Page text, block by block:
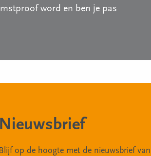
word en ben je pas
Nieuwsbrief
Blijf op de hoogte met de nieuwsbrief